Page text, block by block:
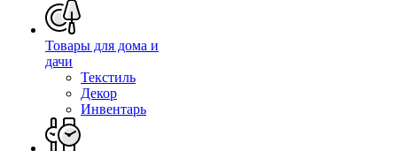
Товары для дома и
дачи
Текстиль
Декор
Инвентарь